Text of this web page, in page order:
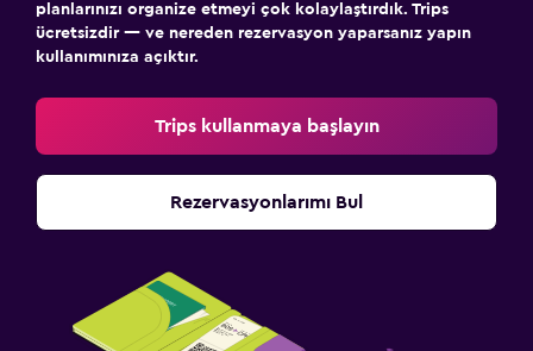
planlarınızı organize etmeyi çok kolaylaştırdık. Trips
ücretsizdir — ve nereden rezervasyon yaparsanız yapın
kullanımınıza açıktır.
Trips kullanmaya başlayın
Rezervasyonlarımı Bul